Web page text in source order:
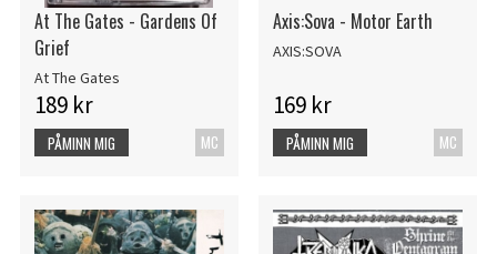
At The Gates - Gardens Of
Grief
At The Gates
189 kr
MC
PÅMINN MIG
Axis:Sova - Motor Earth
AXIS:SOVA
169 kr
MC
PÅMINN MIG